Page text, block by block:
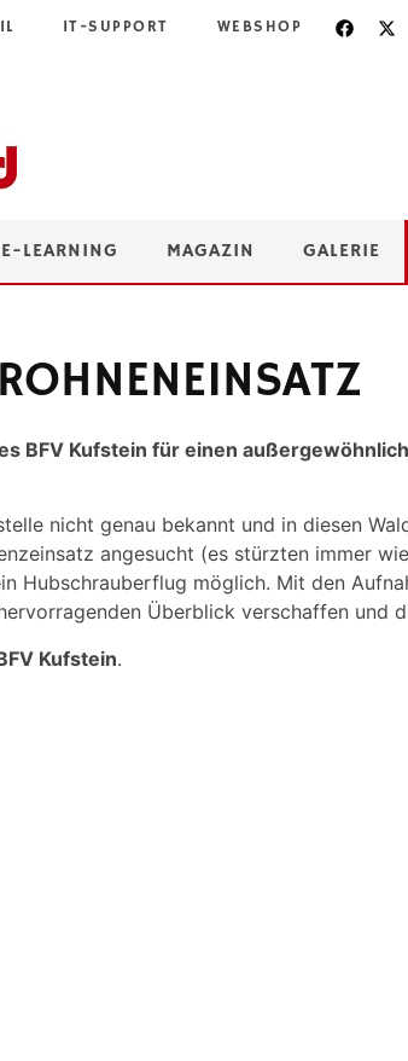
IT-SUPPORT WEBSHOP
E-LEARNING MAGAZIN GALERIE
BFV Kufstein für einen
nicht genau bekannt und in diesen
angesucht (es stürzten immer
Hubschrauberflug möglich. Mit den
Überblick verschaffen und
Kufstein.